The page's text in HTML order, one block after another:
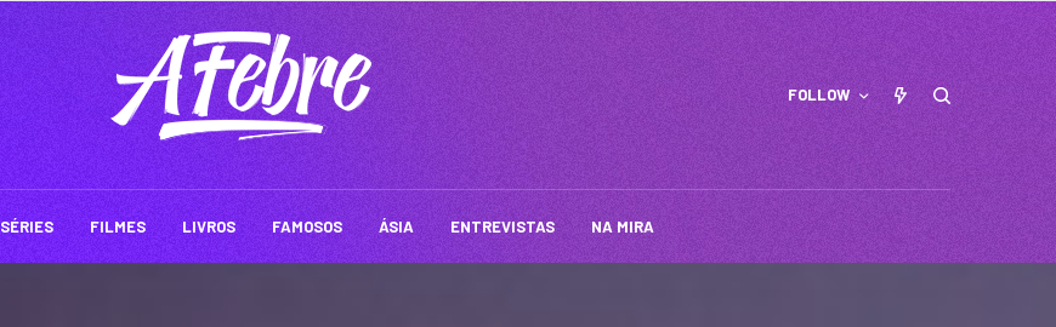
FOLLOW
SÉRIES FILMES LIVROS FAMOSOS ÁSIA ENTREVISTAS NA MIRA